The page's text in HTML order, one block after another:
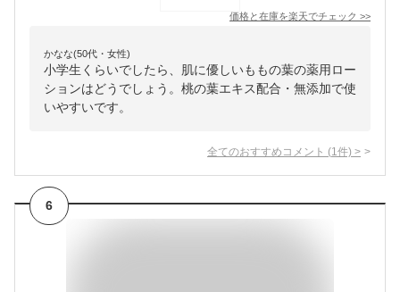
価格と在庫を楽天でチェック >>
かなな(50代・女性)
小学生くらいでしたら、肌に優しいももの葉の薬用ロー
ションはどうでしょう。桃の葉エキス配合・無添加で使
いやすいです。
全てのおすすめコメント (1 件) >
6